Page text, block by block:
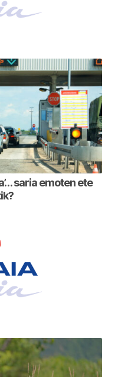
saria emoten ete